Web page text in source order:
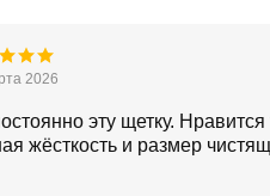
2026
эту щетку. Нравится
жёсткость и размер